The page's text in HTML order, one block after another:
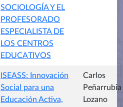
SOCIOLOGÍA Y EL
PROFESORADO
ESPECIALISTA DE
LOS CENTROS
EDUCATIVOS
ISEASS: Innovación
Social para una
Educación Activa,
Carlos
Peñarrubia
Lozano